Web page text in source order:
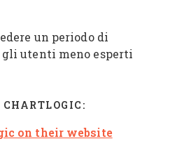
un periodo di
utenti meno esperti
on their website